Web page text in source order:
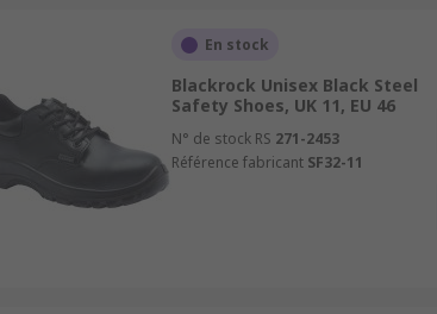
En stock
Blackrock Unisex Black Steel
Safety Shoes, UK 11, EU 46
N° de stock RS 271-2453
Référence fabricant SF32-11